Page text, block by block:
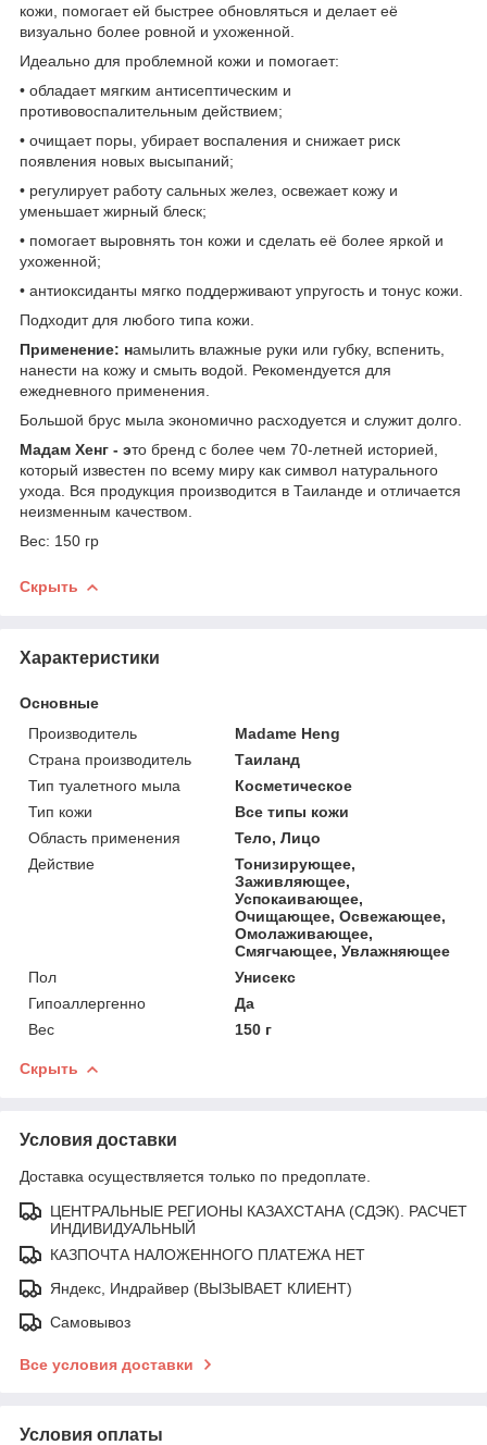
кожи, помогает ей быстрее обновляться и делает её
визуально более ровной и ухоженной.
Идеально для проблемной кожи и помогает:
• обладает мягким антисептическим и
противовоспалительным действием;
• очищает поры, убирает воспаления и снижает риск
появления новых высыпаний;
• регулирует работу сальных желез, освежает кожу и
уменьшает жирный блеск;
• помогает выровнять тон кожи и сделать её более яркой и
ухоженной;
• антиоксиданты мягко поддерживают упругость и тонус кожи.
Подходит для любого типа кожи.
Применение: намылить влажные руки или губку, вспенить,
нанести на кожу и смыть водой. Рекомендуется для
ежедневного применения.
Большой брус мыла экономично расходуется и служит долго.
Мадам Хенг - это бренд с более чем 70-летней историей,
который известен по всему миру как символ натурального
ухода. Вся продукция производится в Таиланде и отличается
неизменным качеством.
Вес: 150 гр
Скрыть
Характеристики
Основные
Производитель
Madame Heng
Страна производитель
Таиланд
Тип туалетного мыла
Косметическое
Тип кожи
Все типы кожи
Область применения
Тело, Лицо
Действие
Тонизирующее,
Заживляющее,
Успокаивающее,
Очищающее, Освежающее,
Омолаживающее,
Смягчающее, Увлажняющее
Пол
Унисекс
Гипоаллергенно
Да
Вес
150 г
Скрыть
Условия доставки
Доставка осуществляется только по предоплате.
ЦЕНТРАЛЬНЫЕ РЕГИОНЫ КАЗАХСТАНА (СДЭК). РАСЧЕТ
ИНДИВИДУАЛЬНЫЙ
КАЗПОЧТА НАЛОЖЕННОГО ПЛАТЕЖА НЕТ
Яндекс, Индрайвер (ВЫЗЫВАЕТ КЛИЕНТ)
Самовывоз
Все условия доставки
Условия оплаты